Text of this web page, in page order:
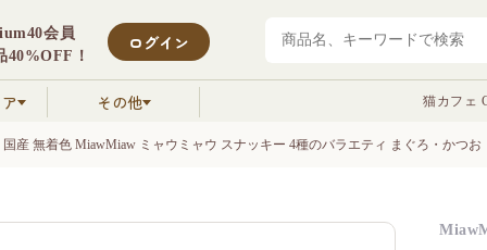
会員
40%OFF！
ログイン
その他 猫カフェ
産 無着色 MiawMiaw ミャウミャウ スナッキー 4種のバラエティ まぐろ・かつお